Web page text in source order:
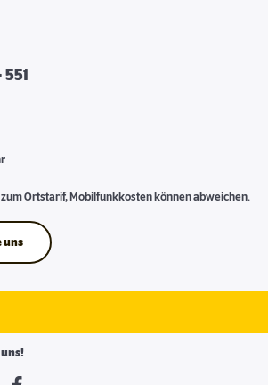
551
Ortstarif, Mobilfunkkosten können abweichen.
uns